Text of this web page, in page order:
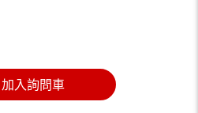
加入詢問車